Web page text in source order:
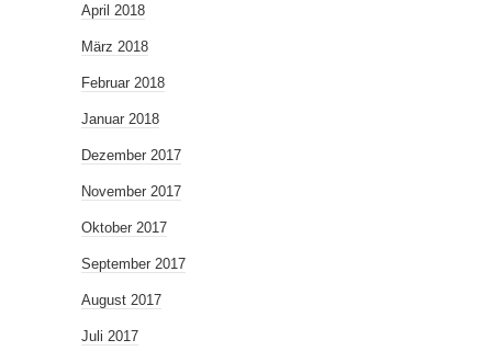
April 2018
März 2018
Februar 2018
Januar 2018
Dezember 2017
November 2017
Oktober 2017
September 2017
August 2017
Juli 2017